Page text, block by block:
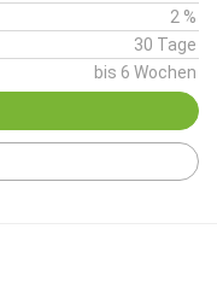
2 %
30 Tage
bis 6 Wochen